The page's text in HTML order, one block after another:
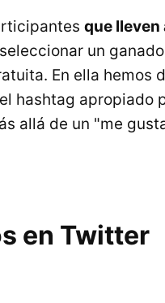
que lleven
un
En ella hemos
hashtag apropiado
allá de un "me
en Twitter